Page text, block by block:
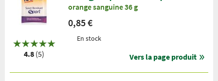
4.8 (5)
orange sanguine 36 g
0,85 €
En stock
Vers la page produit